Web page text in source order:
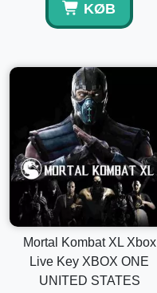
KØB
Mortal Kombat XL Xbox
Live Key XBOX ONE
UNITED STATES